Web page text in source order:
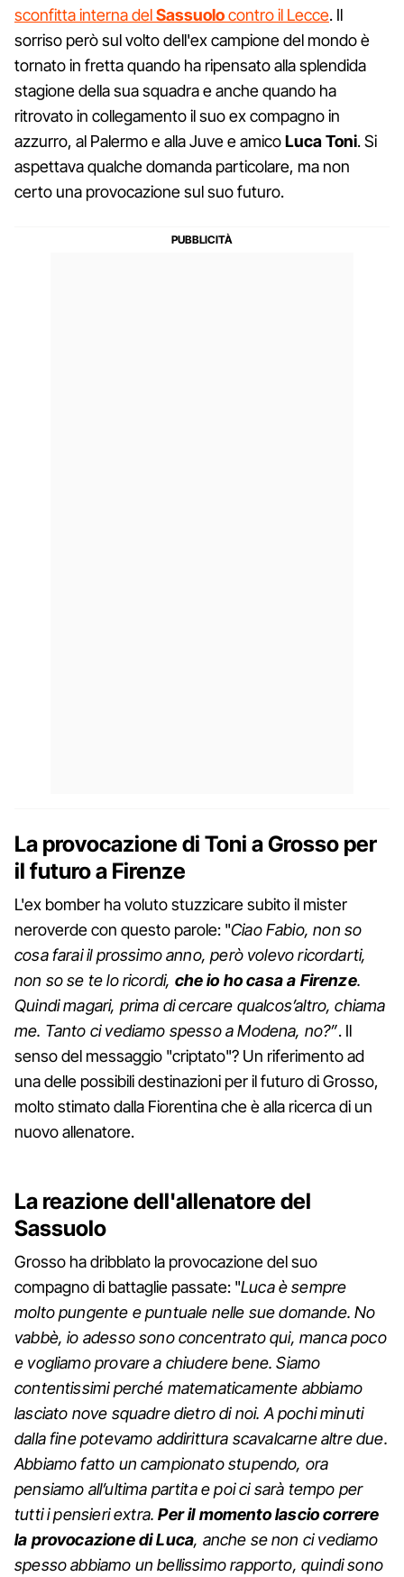
sconfitta interna delSassuolocontro il Lecce. Il
sorriso però sul volto dell'ex campione del mondo è
tornato in fretta quando ha ripensato alla splendida
stagione della sua squadra e anche quando ha
ritrovato in collegamento il suo ex compagno in
azzurro, al Palermo e alla Juve e amicoLuca Toni. Si
aspettava qualche domanda particolare, ma non
certo una provocazione sul suo futuro.
La provocazione di Toni a Grosso per
il futuro a Firenze
L'ex bomber ha voluto stuzzicare subito il mister
neroverde con questo parole: "Ciao Fabio, non so
cosa farai il prossimo anno, però volevo ricordarti,
non so se te lo ricordi, che io ho casa a Firenze.
Quindi magari, prima di cercare qualcos’altro, chiama
me. Tanto ci vediamo spesso a Modena, no?”. Il
senso del messaggio "criptato"? Un riferimento ad
una delle possibili destinazioni per il futuro di Grosso,
molto stimato dalla Fiorentina che è alla ricerca di un
nuovo allenatore.
La reazione dell'allenatore del
Sassuolo
Grosso ha dribblato la provocazione del suo
compagno di battaglie passate: "Luca è sempre
molto pungente e puntuale nelle sue domande. No
vabbè, io adesso sono concentrato qui, manca poco
e vogliamo provare a chiudere bene. Siamo
contentissimi perché matematicamente abbiamo
lasciato nove squadre dietro di noi. A pochi minuti
dalla fine potevamo addirittura scavalcarne altre due.
Abbiamo fatto un campionato stupendo, ora
pensiamo all’ultima partita e poi ci sarà tempo per
tutti i pensieri extra.Per il momento lascio correre
la provocazione di Luca, anche se non ci vediamo
spesso abbiamo un bellissimo rapporto, quindi sono